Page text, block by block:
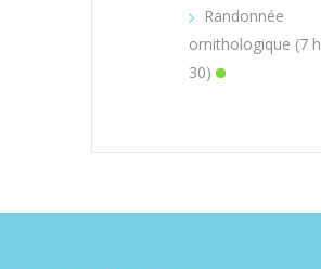
Randonnée
ornithologique (7 h
30)